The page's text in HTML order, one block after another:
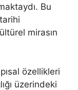
Bu
mirasın
özellikleri
üzerindeki